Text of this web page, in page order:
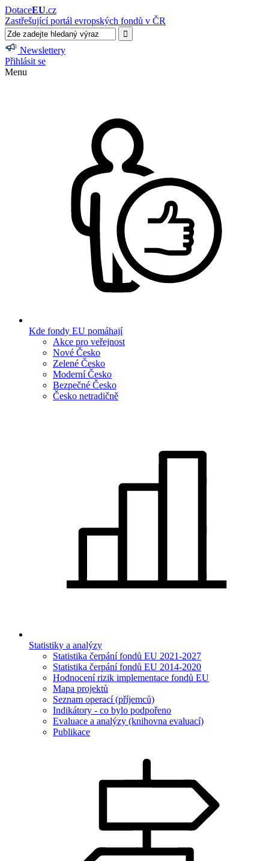
DotaceEU.cz
Zastřešující portál evropských fondů v ČR
Newslettery
Přihlásit se
Menu
Kde fondy EU pomáhají
Akce pro veřejnost
Nové Česko
Zelené Česko
Moderní Česko
Bezpečné Česko
Česko netradičně
Statistiky a analýzy
Statistika čerpání fondů EU 2021-2027
Statistika čerpání fondů EU 2014-2020
Hodnocení rizik implementace fondů EU
Mapa projektů
Seznam operací (příjemců)
Indikátory - co bylo podpořeno
Evaluace a analýzy (knihovna evaluací)
Publikace